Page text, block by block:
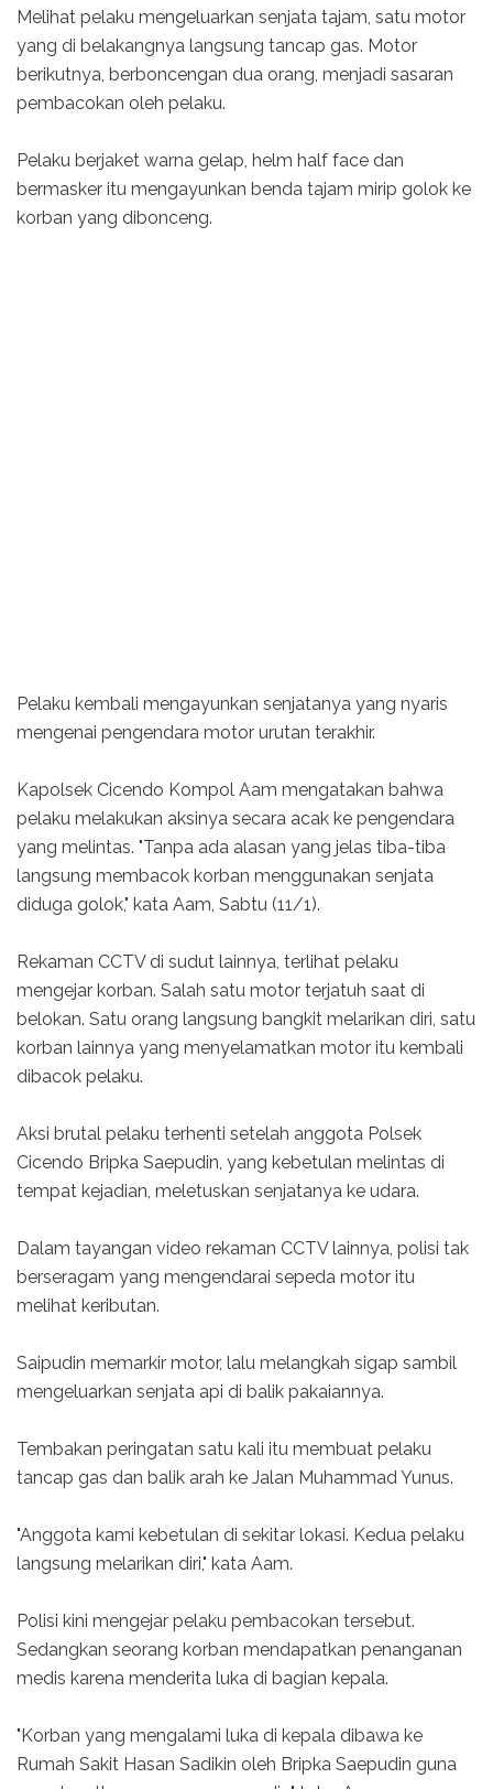
Melihat pelaku mengeluarkan senjata tajam, satu motor
yang di belakangnya langsung tancap gas. Motor
berikutnya, berboncengan dua orang, menjadi sasaran
pembacokan oleh pelaku.
Pelaku berjaket warna gelap, helm half face dan
bermasker itu mengayunkan benda tajam mirip golok ke
korban yang dibonceng.
Pelaku kembali mengayunkan senjatanya yang nyaris
mengenai pengendara motor urutan terakhir.
Kapolsek Cicendo Kompol Aam mengatakan bahwa
pelaku melakukan aksinya secara acak ke pengendara
yang melintas. "Tanpa ada alasan yang jelas tiba-tiba
langsung membacok korban menggunakan senjata
diduga golok," kata Aam, Sabtu (11/1).
Rekaman CCTV di sudut lainnya, terlihat pelaku
mengejar korban. Salah satu motor terjatuh saat di
belokan. Satu orang langsung bangkit melarikan diri, satu
korban lainnya yang menyelamatkan motor itu kembali
dibacok pelaku.
Aksi brutal pelaku terhenti setelah anggota Polsek
Cicendo Bripka Saepudin, yang kebetulan melintas di
tempat kejadian, meletuskan senjatanya ke udara.
Dalam tayangan video rekaman CCTV lainnya, polisi tak
berseragam yang mengendarai sepeda motor itu
melihat keributan.
Saipudin memarkir motor, lalu melangkah sigap sambil
mengeluarkan senjata api di balik pakaiannya.
Tembakan peringatan satu kali itu membuat pelaku
tancap gas dan balik arah ke Jalan Muhammad Yunus.
"Anggota kami kebetulan di sekitar lokasi. Kedua pelaku
langsung melarikan diri," kata Aam.
Polisi kini mengejar pelaku pembacokan tersebut.
Sedangkan seorang korban mendapatkan penanganan
medis karena menderita luka di bagian kepala.
"Korban yang mengalami luka di kepala dibawa ke
Rumah Sakit Hasan Sadikin oleh Bripka Saepudin guna